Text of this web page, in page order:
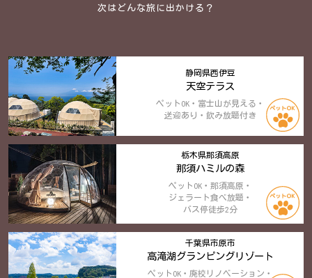
次はどんな旅に出かける？
静岡県西伊豆
天空テラス
ペットOK・富士山が見える・
送迎あり・飲み放題付き
栃木県那須高原
那須ハミルの森
ペットOK・那須高原・
ジェラート食べ放題・
バス停徒歩2分
千葉県市原市
高滝湖グランピングリゾート
ペットOK・廃校リノベーション・